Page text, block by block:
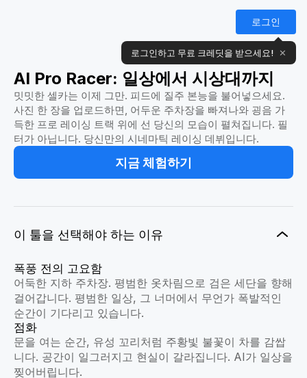
로그인
로그인하고 무료 크레딧을 받으세요! ✕
AI Pro Racer: 일상에서 시상대까지
밋밋한 셀카는 이제 그만. 피드에 질주 본능을 불어넣으세요.
사진 한 장을 업로드하면, 어두운 주차장을 빠져나와 굉음 가
득한 프로 레이싱 트랙 위에 선 당신의 모습이 펼쳐집니다. 필
터가 아닙니다. 당신만의 시네마틱 레이싱 데뷔입니다.
지금 체험하기
이 툴을 선택해야 하는 이유
폭풍 전의 고요함
어둑한 지하 주차장. 평범한 옷차림으로 검은 세단을 향해
걸어갑니다. 평범한 일상, 그 너머에서 무언가 폭발적인
순간이 기다리고 있습니다.
점화
문을 여는 순간, 유성 꼬리처럼 주황빛 불꽃이 차를 감쌉
니다. 공간이 일그러지고 현실이 갈라집니다. AI가 일상을
찢어버립니다.